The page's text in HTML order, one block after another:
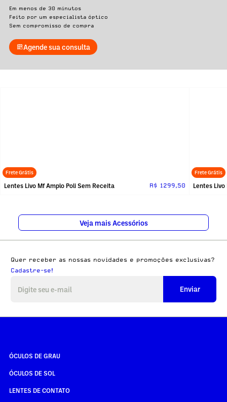
Em menos de 30 minutos
Feito por um especialista óptico
Sem compromisso de compra
Agende sua consulta
Frete Grátis
Lentes Livo Mf Amplo Poli Sem Receita R$ 1299,50
Frete Grátis
Lentes
Veja mais Acessórios
Quer receber as nossas novidades e promoções exclusivas?
Cadastre-se!
Enviar
ÓCULOS DE GRAU
ÓCULOS DE SOL
LENTES DE CONTATO